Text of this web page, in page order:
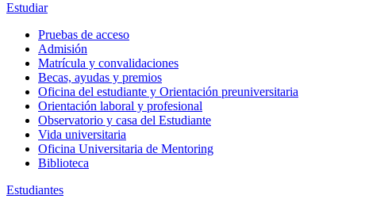
Estudiar
Pruebas de acceso
Admisión
Matrícula y convalidaciones
Becas, ayudas y premios
Oficina del estudiante y Orientación preuniversitaria
Orientación laboral y profesional
Observatorio y casa del Estudiante
Vida universitaria
Oficina Universitaria de Mentoring
Biblioteca
Estudiantes